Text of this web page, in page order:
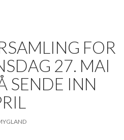
FOR
27. MAI
SENDE INN